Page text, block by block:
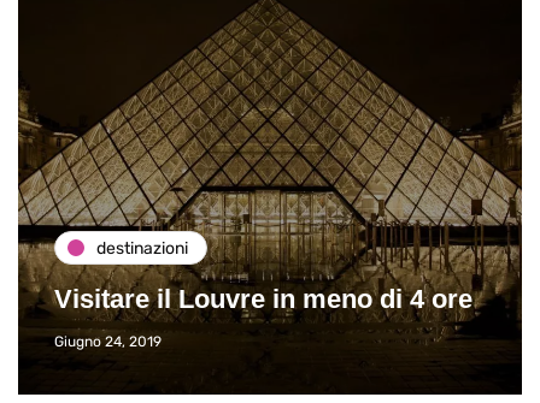
destinazioni
Visitare il Louvre in meno di 4 ore
Giugno 24, 2019